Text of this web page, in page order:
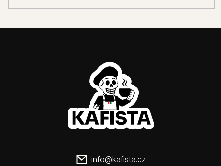
info@kafista.cz